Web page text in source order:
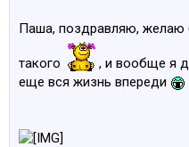
Паша, поздравляю, желаю
такого
, и вообще я
еще вся жизнь впереди